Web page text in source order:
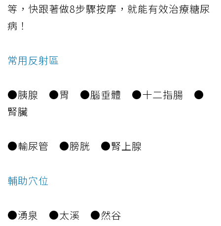
等，快跟著做8步驟按摩，就能有效治療糖尿
病！
常用反射區
●胰腺 ●胃 ●腦垂體 ●十二指腸 ●
腎臟
●輸尿管 ●膀胱 ●腎上腺
輔助穴位
●湧泉 ●太溪 ●然谷